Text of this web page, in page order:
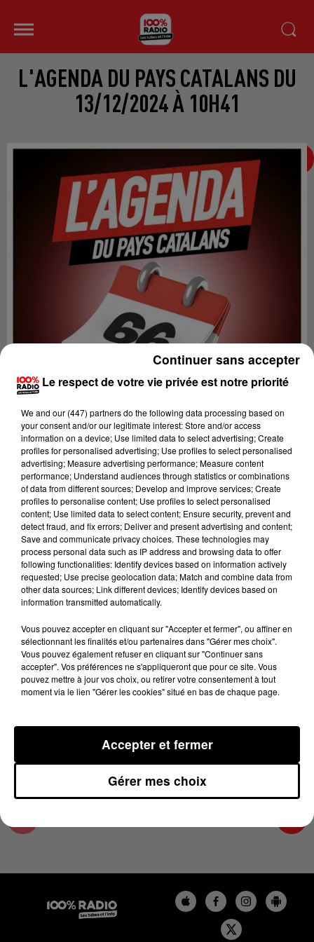
L'AGENDA DU PAYS CATALANS DU
13/12/2024 À 10H41
Lecture (1 min 14 sec)
100%
100% Radio l'agenda du Pays catalans
13 décembre 2024 - 1 min 14 sec
L'AGENDA DU PAYS CATALANS DU 13/12/2024
À 10H41
L'agenda du Pays catalan
Le respect de votre vie privée est notre priorité
We and our (447) partnersdo the following data processing based on
your consent and/or our legitimate interest: Store and/or access
information on a device; Use limited data to select advertising; Create
profiles for personalised advertising; Use profiles to select personalised
advertising; Measure advertising performance; Measure content
performance; Understand audiences through statistics or combinations
of data from different sources; Develop and improve services; Create
profiles to personalise content; Use profiles to select personalised
content; Use limited data to select content; Ensure security, prevent and
detect fraud, and fix errors; Deliver and present advertising and content;
Save and communicate privacy choices. These technologies may
process personal data such as IP address and browsing data to offer
following functionalities: Identify devices based on information actively
requested; Use precise geolocation data; Match and combine data from
other data sources; Link different devices; Identify devices based on
information transmitted automatically.
Vous pouvez accepter en cliquant sur "Accepter et fermer", ou affiner en
sélectionnant les finalités et/ou partenaires dans "Gérer mes choix".
Vous pouvez également refuser en cliquant sur "Continuer sans
accepter". Vos préférences ne s'appliqueront que pour ce site. Vous
pouvez mettre à jour vos choix, ou retirer votre consentement à tout
moment via le lien "Gérer les cookies" situé en bas de chaque page.
Gérer mes choix
Accepter et fermer
Continuer sans accepter